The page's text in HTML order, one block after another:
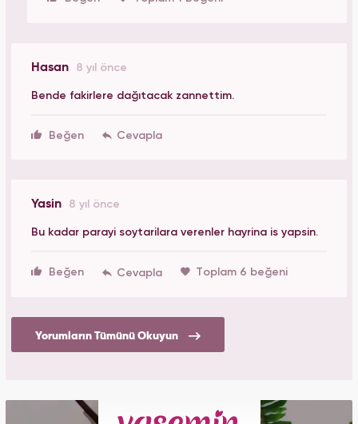
Hasan 8 yıl önce
Bende fakirlere dağıtacak zannettim.
Beğen
Yasin 8 yıl önce
Bu kadar parayi soytarilara verenler hayrina is yapsin.
Beğen Toplam 6 beğeni
Yorumların Tümünü Okuyun